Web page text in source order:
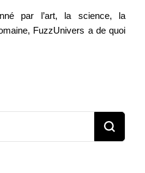
par l’art, la science, la
FuzzUnivers a de quoi